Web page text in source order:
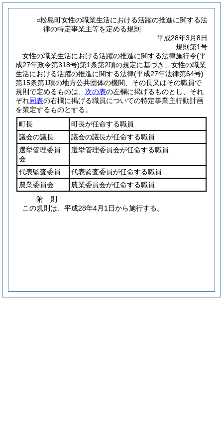
○松島町女性の職業生活における活躍の推進に関する法
律の特定事業主等を定める規則
平成28年3月8日
規則第1号
女性の職業生活における活躍の推進に関する法律施行令(平
成27年政令第318号)第1条第2項の規定に基づき、女性の職業
生活における活躍の推進に関する法律(平成27年法律第64号)
第15条第1項の地方公共団体の機関、その長又はその職員で
規則で定めるものは、 次の表の左欄に掲げるものとし、それ
ぞれ同表の右欄に掲げる職員についての特定事業主行動計画
を策定するものとする。
町長
町長が任命する職員
議会の議長
議会の議長が任命する職員
選挙管理委員
会
選挙管理委員会が任命する職員
代表監査委員
代表監査委員が任命する職員
農業委員会
農業委員会が任命する職員
附 則
この規則は、平成28年4月1日から施行する。